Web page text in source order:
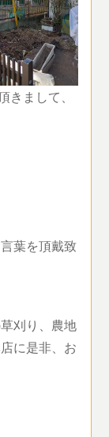
まして、
葉を頂戴致
刈り、農地
に是非、お